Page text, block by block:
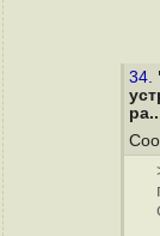
34.